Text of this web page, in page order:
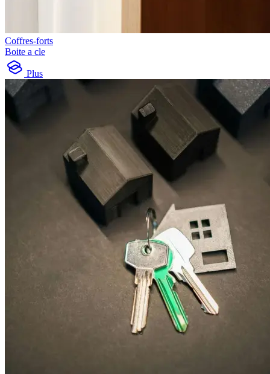
Coffres-forts
Boite a cle
Plus